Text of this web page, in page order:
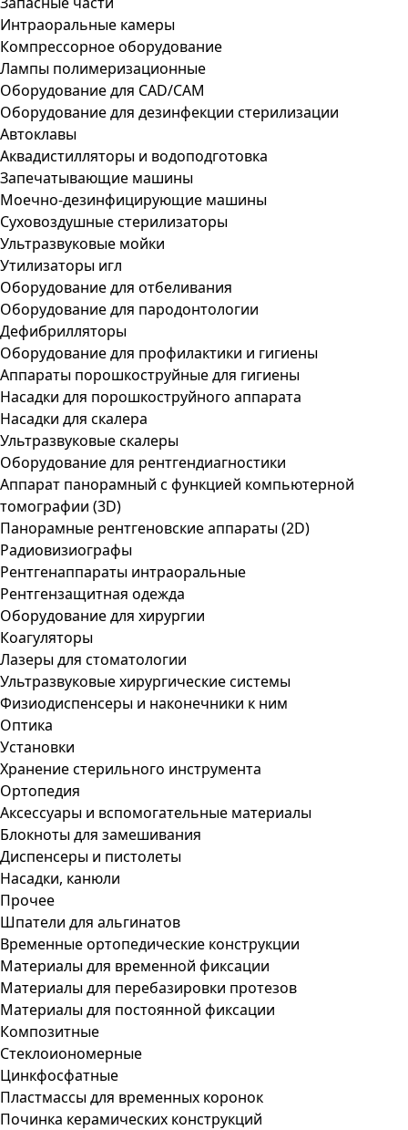
Интраоральные камеры
Компрессорное оборудование
Лампы полимеризационные
Оборудование для CAD/CAM
Оборудование для дезинфекции стерилизации
Автоклавы
Аквадистилляторы и водоподготовка
Запечатывающие машины
Моечно-дезинфицирующие машины
Суховоздушные стерилизаторы
Ультразвуковые мойки
Утилизаторы игл
Оборудование для отбеливания
Оборудование для пародонтологии
Дефибрилляторы
Оборудование для профилактики и гигиены
Аппараты порошкоструйные для гигиены
Насадки для порошкоструйного аппарата
Насадки для скалера
Ультразвуковые скалеры
Оборудование для рентгендиагностики
Аппарат панорамный с функцией компьютерной
томографии (3D)
Панорамные рентгеновские аппараты (2D)
Радиовизиографы
Рентгенаппараты интраоральные
Рентгензащитная одежда
Оборудование для хирургии
Коагуляторы
Лазеры для стоматологии
Ультразвуковые хирургические системы
Физиодиспенсеры и наконечники к ним
Оптика
Установки
Хранение стерильного инструмента
Ортопедия
Аксессуары и вспомогательные материалы
Блокноты для замешивания
Диспенсеры и пистолеты
Насадки, канюли
Прочее
Шпатели для альгинатов
Временные ортопедические конструкции
Материалы для временной фиксации
Материалы для перебазировки протезов
Материалы для постоянной фиксации
Композитные
Стеклоиономерные
Цинкфосфатные
Пластмассы для временных коронок
Починка керамических конструкций